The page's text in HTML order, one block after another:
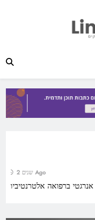
2 שנים Ago
ברפואה אלטרנטיבית